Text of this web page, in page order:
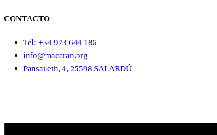
CONTACTO
Tel: +34 973 644 186
info@macaran.org
Pansaueth, 4, 25598 SALARDÚ